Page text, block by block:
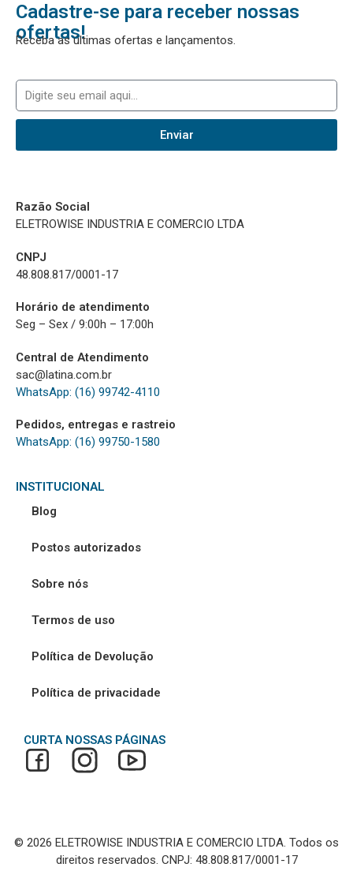
Cadastre-se para receber nossas
ofertas!
Receba as últimas ofertas e lançamentos.
Enviar
Razão Social
ELETROWISE INDUSTRIA E COMERCIO LTDA
CNPJ
48.808.817/0001-17
Horário de atendimento
Seg – Sex / 9:00h – 17:00h
Central de Atendimento
sac@latina.com.br
WhatsApp: (16) 99742-4110
Pedidos, entregas e rastreio
WhatsApp: (16) 99750-1580
INSTITUCIONAL
Blog
Postos autorizados
Sobre nós
Termos de uso
Política de Devolução
Política de privacidade
CURTA NOSSAS PÁGINAS
© 2026 ELETROWISE INDUSTRIA E COMERCIO LTDA. Todos os
direitos reservados. CNPJ: 48.808.817/0001-17